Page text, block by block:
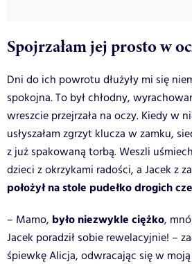
Spojrzałam jej prosto w
Dni do ich powrotu dłużyły mi się
spokojna. To był chłodny,
wreszcie przejrzała na oczy. Kiedy w
usłyszałam zgrzyt klucza w zamku,
z już spakowaną torbą. Weszli
dzieci z okrzykami radości, a Jacek z
położył na stole pudełko drogich
– Mamo, było niezwykle ciężko,
Jacek poradził sobie rewelacyjnie! –
śpiewkę Alicja, odwracając się w